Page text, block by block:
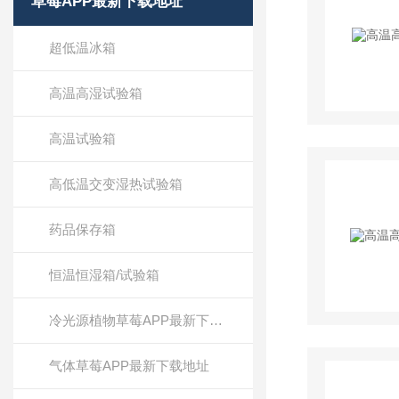
超低温冰箱
高温高湿试验箱
高温试验箱
高低温交变湿热试验箱
药品保存箱
恒温恒湿箱/试验箱
冷光源植物草莓APP最新下载地址
气体草莓APP最新下载地址